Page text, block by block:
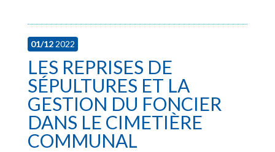
01/122022
LES REPRISES DE
SÉPULTURES ET LA
GESTION DU FONCIER
DANS LE CIMETIÈRE
COMMUNAL